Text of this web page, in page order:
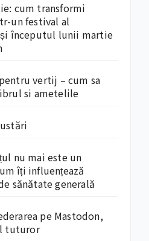
cum transformi
un festival al
începutul lunii martie
vertij – cum sa
si ametelile
nu mai este un
îți influențează
sănătate generală
pe Mastodon,
tuturor